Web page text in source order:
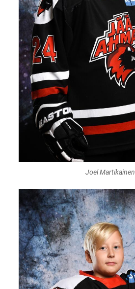
Joel Martikainen